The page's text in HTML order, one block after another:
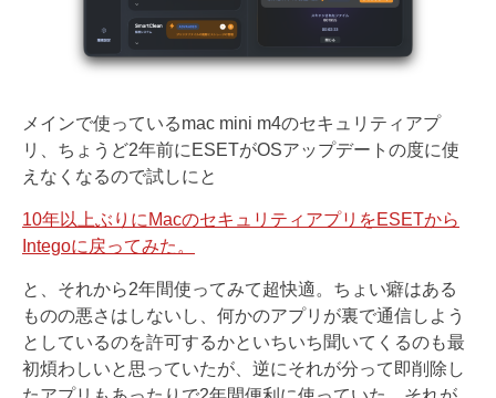
メインで使っているmac mini m4のセキュリティアプ
リ、ちょうど2年前にESETがOSアップデートの度に使
えなくなるので試しにと
10年以上ぶりにMacのセキュリティアプリをESETから
Integoに戻ってみた。
と、それから2年間使ってみて超快適。ちょい癖はある
ものの悪さはしないし、何かのアプリが裏で通信しよう
としているのを許可するかといちいち聞いてくるのも最
初煩わしいと思っていたが、逆にそれが分って即削除し